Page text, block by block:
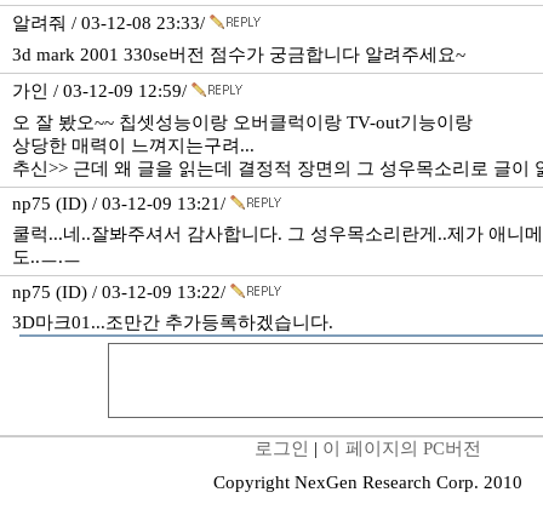
알려줘 / 03-12-08 23:33/
3d mark 2001 330se버전 점수가 궁금합니다 알려주세요~
가인 / 03-12-09 12:59/
오 잘 봤오~~ 칩셋성능이랑 오버클럭이랑 TV-out기능이랑
상당한 매력이 느껴지는구려...
추신>> 근데 왜 글을 읽는데 결정적 장면의 그 성우목소리로 글이
np75 (ID) / 03-12-09 13:21/
쿨럭...네..잘봐주셔서 감사합니다. 그 성우목소리란게..제가 애니
도..ㅡ.ㅡ
np75 (ID) / 03-12-09 13:22/
3D마크01...조만간 추가등록하겠습니다.
로그인 | 이 페이지의 PC버전
Copyright NexGen Research Corp. 2010